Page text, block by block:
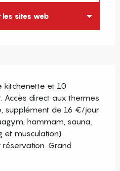
les sites web
kitchenette et 10
Accès direct aux thermes
supplément de 16 €/jour
hammam, sauna,
et musculation).
Grand